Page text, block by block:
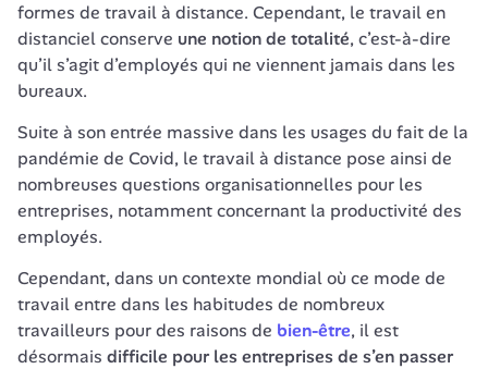
formes de travail à distance. Cependant, le travail en
distanciel conserve une notion de totalité, c’est-à-dire
qu’il s’agit d’employés qui ne viennent jamais dans les
bureaux.
Suite à son entrée massive dans les usages du fait de la
pandémie de Covid, le travail à distance pose ainsi de
nombreuses questions organisationnelles pour les
entreprises, notamment concernant la productivité des
employés.
Cependant, dans un contexte mondial où ce mode de
travail entre dans les habitudes de nombreux
travailleurs pour des raisons de bien-être, il est
désormais difficile pour les entreprises de s’en passer